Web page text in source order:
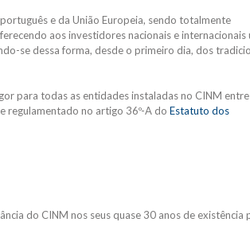
e da União Europeia, sendo totalmente
aos investidores nacionais e internacionais
se dessa forma, desde o primeiro dia, dos
para todas as entidades instaladas no CINM entre
regulamentado no artigo 36º-A do Estatuto dos
do CINM nos seus quase 30 anos de existência